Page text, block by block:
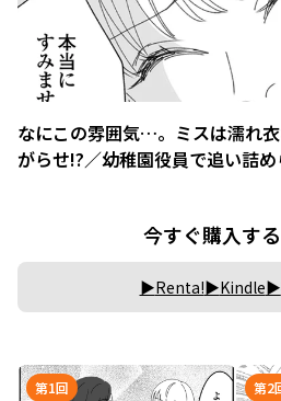
なにこの雰囲気…。ミスは濡れ
がらせ!?／幼稚園役員で追い詰め
今すぐ購入する
Renta! Kindle
第1回 第2